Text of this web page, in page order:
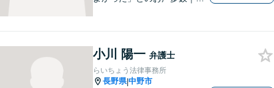
どんな小さなお悩みでも、ま
ずはお気軽にご相談くださ
い。【完全個室で相談】
小川 陽一 弁護士
らいちょう法律事務所
長野県|中野市